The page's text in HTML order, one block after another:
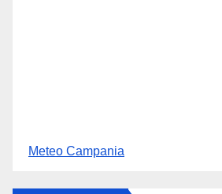
Meteo Campania